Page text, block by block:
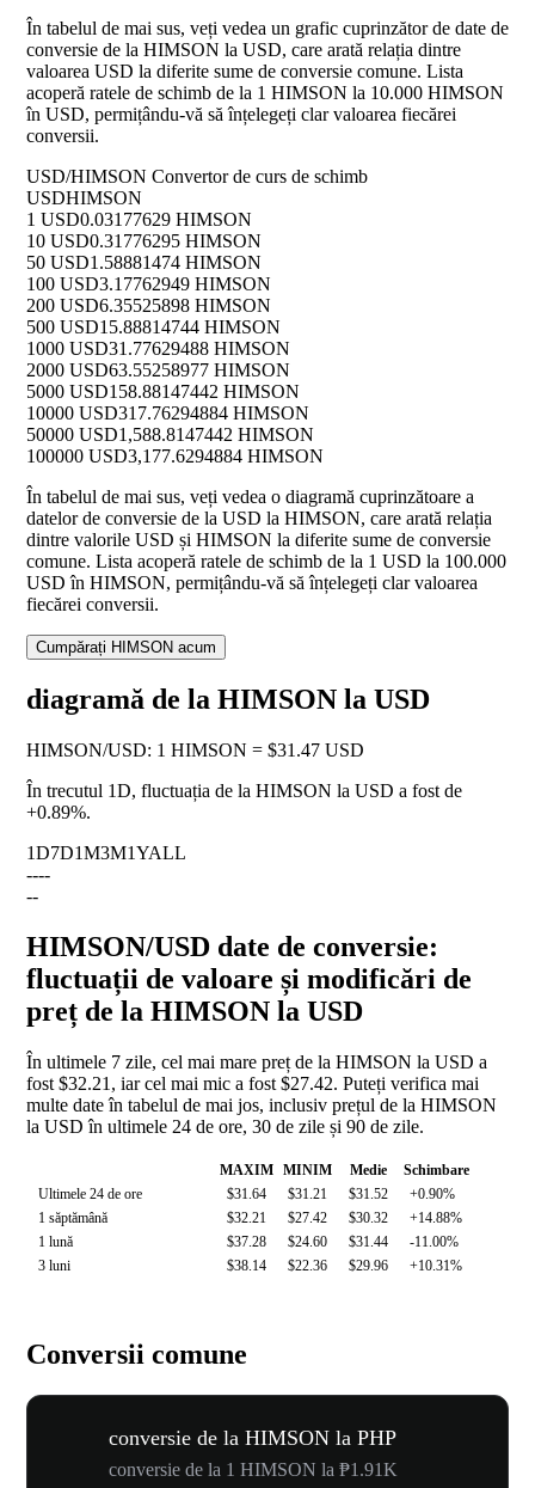
În tabelul de mai sus, veți vedea un grafic cuprinzător de date de
conversie de la HIMSON la USD, care arată relația dintre
valoarea USD la diferite sume de conversie comune. Lista
acoperă ratele de schimb de la 1 HIMSON la 10.000 HIMSON
în USD, permițându-vă să înțelegeți clar valoarea fiecărei
conversii.
USD/HIMSON Convertor de curs de schimb
USDHIMSON
1 USD0.03177629 HIMSON
10 USD0.31776295 HIMSON
50 USD1.58881474 HIMSON
100 USD3.17762949 HIMSON
200 USD6.35525898 HIMSON
500 USD15.88814744 HIMSON
1000 USD31.77629488 HIMSON
2000 USD63.55258977 HIMSON
5000 USD158.88147442 HIMSON
10000 USD317.76294884 HIMSON
50000 USD1,588.8147442 HIMSON
100000 USD3,177.6294884 HIMSON
În tabelul de mai sus, veți vedea o diagramă cuprinzătoare a
datelor de conversie de la USD la HIMSON, care arată relația
dintre valorile USD și HIMSON la diferite sume de conversie
comune. Lista acoperă ratele de schimb de la 1 USD la 100.000
USD în HIMSON, permițându-vă să înțelegeți clar valoarea
fiecărei conversii.
Cumpărați HIMSON acum
diagramă de la HIMSON la USD
HIMSON/USD: 1 HIMSON = $31.47 USD
În trecutul 1D, fluctuația de la HIMSON la USD a fost de
+0.89%.
1D7D1M3M1YALL
----
--
HIMSON/USD date de conversie:
fluctuații de valoare și modificări de
preț de la HIMSON la USD
În ultimele 7 zile, cel mai mare preț de la HIMSON la USD a
fost $32.21, iar cel mai mic a fost $27.42. Puteți verifica mai
multe date în tabelul de mai jos, inclusiv prețul de la HIMSON
la USD în ultimele 24 de ore, 30 de zile și 90 de zile.
MAXIM MINIM Medie
Schimbare
Ultimele 24 de ore
$31.64 $31.21 $31.52
+0.90%
1 săptămână
$32.21 $27.42 $30.32
+14.88%
1 lună
$37.28 $24.60 $31.44
-11.00%
3 luni
$38.14 $22.36 $29.96 +10.31%
Conversii comune
conversie de la HIMSON la PHP
conversie de la 1 HIMSON la ₱1.91K